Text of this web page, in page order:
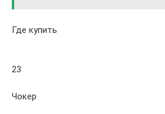
Где купить
23
Чокер